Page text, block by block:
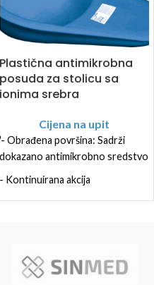
Plastična antimikrobna
posuda za stolicu sa
ionima srebra
Cijena na upit
'- Obrađena površina: Sadrži
dokazano antimikrobno sredstvo
- Kontinuirana akcija
- Pomaže smanjiti rizik od
v=t-g4Qc6DgKk